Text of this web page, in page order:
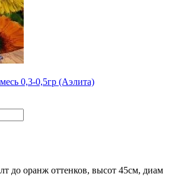
0,3-0,5гр (Аэлита)
до оранж оттенков, высот 45см, диам